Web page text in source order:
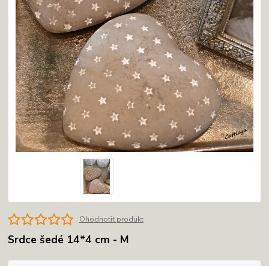
Ohodnotit produkt
Srdce šedé 14*4 cm - M